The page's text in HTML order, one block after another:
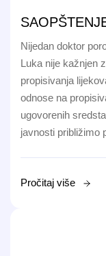
Nijedan doktor
Luka nije kažnjen
propisivanja
odnose na
ugovorenih
javnosti približimo
Pročitaj više